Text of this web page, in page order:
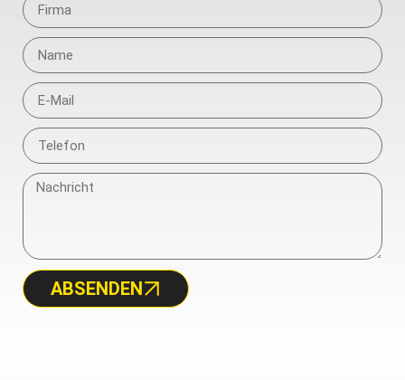
ABSENDEN